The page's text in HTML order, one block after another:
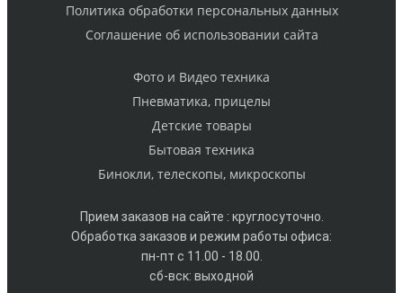
Политика обработки персональных данных
Cоглашение об использовании сайта
Фото и Видео техника
Пневматика, прицелы
Детские товары
Бытовая техника
Бинокли, телескопы, микроскопы
Прием заказов на сайте : круглосуточно.
Обработка заказов и режим работы офиса:
пн-пт с 11.00 - 18.00.
сб-вск: выходной